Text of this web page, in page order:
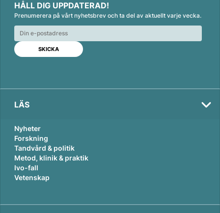
n
k
e
d
n
c
e
b
o
o
k
a
i
l
HÅLL DIG UPPDATERAD!
Prenumerera på vårt nyhetsbrev och ta del av aktuellt varje vecka.
LÄS
Nyheter
Forskning
Tandvård & politik
Metod, klinik & praktik
Ivo-fall
Vetenskap